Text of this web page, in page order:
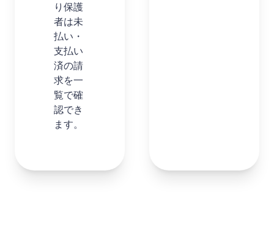
り保護
者は未
払い・
支払い
済の請
求を一
覧で確
認でき
ます。